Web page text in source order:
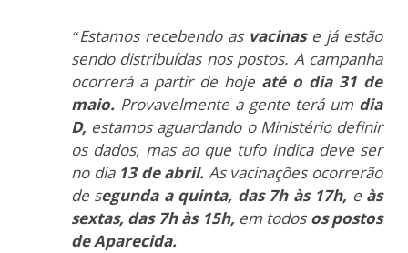
“Estamos recebendo as vacinas e já estão
sendo distribuídas nos postos. A campanha
ocorrerá a partir de hoje até o dia 31 de
maio. Provavelmente a gente terá um dia
D, estamos aguardando o Ministério definir
os dados, mas ao que tufo indica deve ser
no dia 13 de abril. As vacinações ocorrerão
de segunda a quinta, das 7h às 17h, e às
sextas, das 7h às 15h, em todos os postos
de Aparecida.